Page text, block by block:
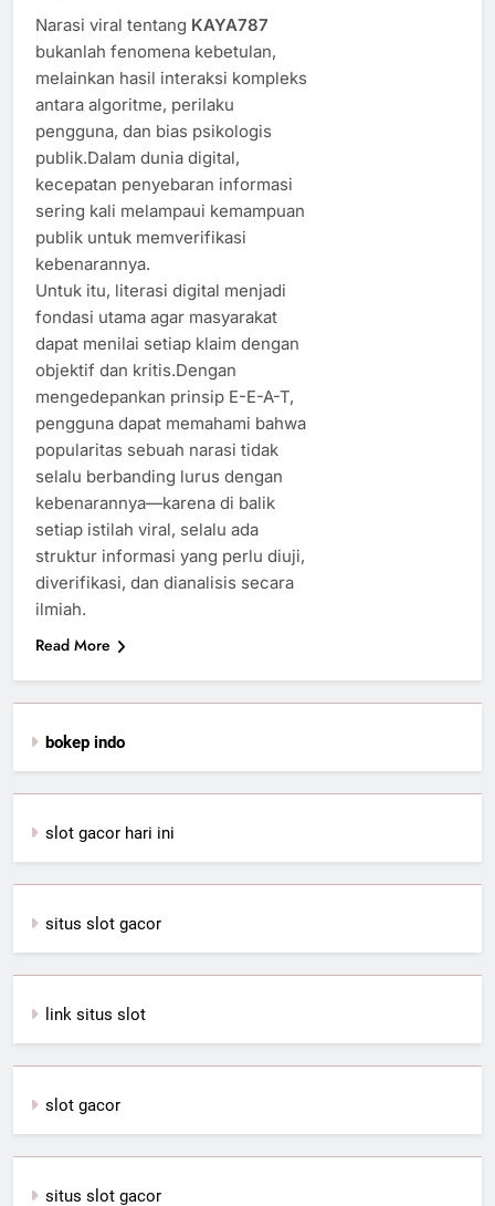
Narasi viral tentang KAYA787
bukanlah fenomena kebetulan,
melainkan hasil interaksi kompleks
antara algoritme, perilaku
pengguna, dan bias psikologis
publik.Dalam dunia digital,
kecepatan penyebaran informasi
sering kali melampaui kemampuan
publik untuk memverifikasi
kebenarannya.
Untuk itu, literasi digital menjadi
fondasi utama agar masyarakat
dapat menilai setiap klaim dengan
objektif dan kritis.Dengan
mengedepankan prinsip E-E-A-T,
pengguna dapat memahami bahwa
popularitas sebuah narasi tidak
selalu berbanding lurus dengan
kebenarannya—karena di balik
setiap istilah viral, selalu ada
struktur informasi yang perlu diuji,
diverifikasi, dan dianalisis secara
ilmiah.
Read More
bokep indo
slot gacor hari ini
situs slot gacor
link situs slot
slot gacor
situs slot gacor